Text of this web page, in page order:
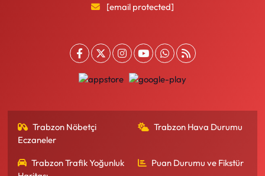
[email protected]
Trabzon Nöbetçi
Eczaneler
Trabzon Hava Durumu
Trabzon Trafik Yoğunluk
Puan Durumu ve Fikstür